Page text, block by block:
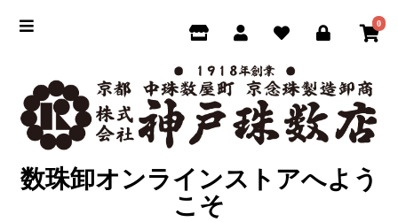
0
数珠卸オンラインストアへよう
こそ